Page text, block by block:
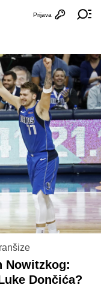
Otvori
Prijava
Nowitzkog:
Dončića?